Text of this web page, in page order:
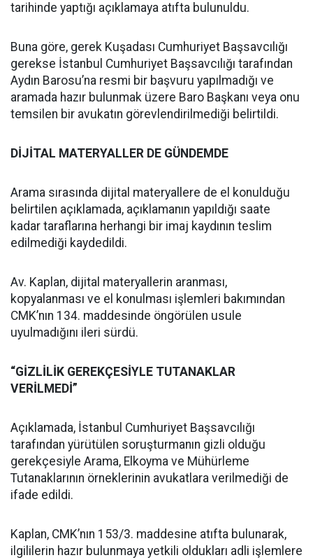
tarihinde yaptığı açıklamaya atıfta bulunuldu.
Buna göre, gerek Kuşadası Cumhuriyet Başsavcılığı
gerekse İstanbul Cumhuriyet Başsavcılığı tarafından
Aydın Barosu’na resmi bir başvuru yapılmadığı ve
aramada hazır bulunmak üzere Baro Başkanı veya onu
temsilen bir avukatın görevlendirilmediği belirtildi.
DİJİTAL MATERYALLER DE GÜNDEMDE
Arama sırasında dijital materyallere de el konulduğu
belirtilen açıklamada, açıklamanın yapıldığı saate
kadar taraflarına herhangi bir imaj kaydının teslim
edilmediği kaydedildi.
Av. Kaplan, dijital materyallerin aranması,
kopyalanması ve el konulması işlemleri bakımından
CMK’nın 134. maddesinde öngörülen usule
uyulmadığını ileri sürdü.
“GİZLİLİK GEREKÇESİYLE TUTANAKLAR
VERİLMEDİ”
Açıklamada, İstanbul Cumhuriyet Başsavcılığı
tarafından yürütülen soruşturmanın gizli olduğu
gerekçesiyle Arama, Elkoyma ve Mühürleme
Tutanaklarının örneklerinin avukatlara verilmediği de
ifade edildi.
Kaplan, CMK’nın 153/3. maddesine atıfta bulunarak,
ilgililerin hazır bulunmaya yetkili oldukları adli işlemlere